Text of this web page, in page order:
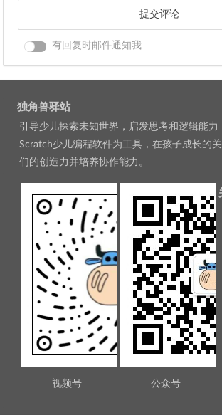
有回复时邮件通知我
独角兽驿站
引导少儿探索未知世界，启发思考和逻辑能力
Scratch少儿编程软件为工具，在孩子成长的
们的创造力并培养协作能力。
视频号 公众号